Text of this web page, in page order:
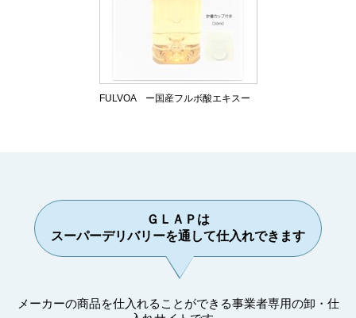
FULVOA ー国産フルボ酸エキスー
ＧＬＡＰは
スーパーデリバリーを通して仕入れできます
メーカーの商品を仕入れることができる事業者専用の卸・仕